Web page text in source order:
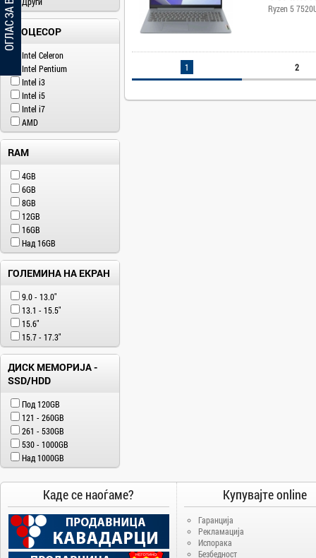
ПРОЦЕСОР
Intel Celeron
Intel Pentium
Intel i3
Intel i5
Intel i7
AMD
RAM
4GB
6GB
8GB
12GB
16GB
Над 16GB
ГОЛЕМИНА НА ЕКРАН
9.0 - 13.0"
13.1 - 15.5"
15.6"
15.7 - 17.3"
ДИСК МЕМОРИЈА -
SSD/HDD
Под 120GB
121 - 260GB
261 - 530GB
530 - 1000GB
Над 1000GB
Ryzen 5
1 2
Каде се наоѓаме? Купувајте online
Гаранција
Рекламација
Испорака
Безбедност